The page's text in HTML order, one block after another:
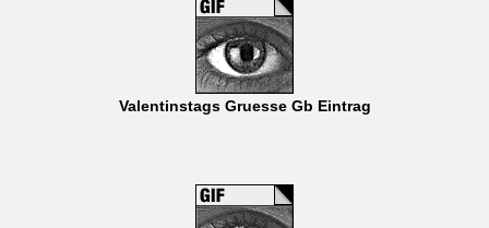
Valentinstags Gruesse Gb Eintrag